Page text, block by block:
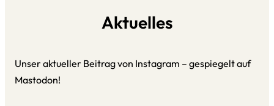
Aktuelles
Unser aktueller Beitrag von Instagram – gespiegelt auf
Mastodon!